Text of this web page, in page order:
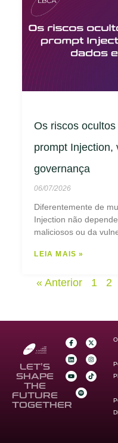
Os riscos
prompt Injection,
governança
06/07/2026
Diferentemente de
Injection não
maliciosos ou da
LEIA MAIS »
« Anterior 1 2
LET’S
SHAPE
THE
FUTURE
TOGETHER